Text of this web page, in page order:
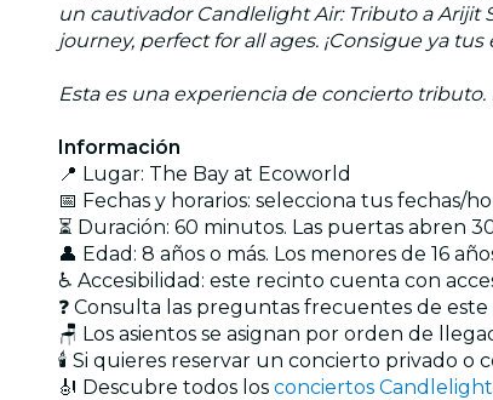
un cautivador Candlelight Air: Tributo a
journey, perfect for all ages. ¡Consigue ya
Esta es una experiencia de concierto
Información
📍 Lugar: The Bay at Ecoworld
📅 Fechas y horarios: selecciona tus
⏳ Duración: 60 minutos. Las puertas abren
👤 Edad: 8 años o más. Los menores de 16
♿ Accesibilidad: este recinto cuenta con
❓ Consulta las preguntas frecuentes de
🪑 Los asientos se asignan por orden de
🕯️ Si quieres reservar un concierto privado o
🎻 Descubre todos los conciertos Candlelight